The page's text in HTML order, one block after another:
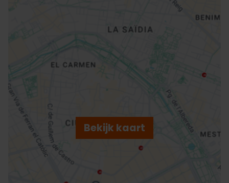
Bekijk kaart